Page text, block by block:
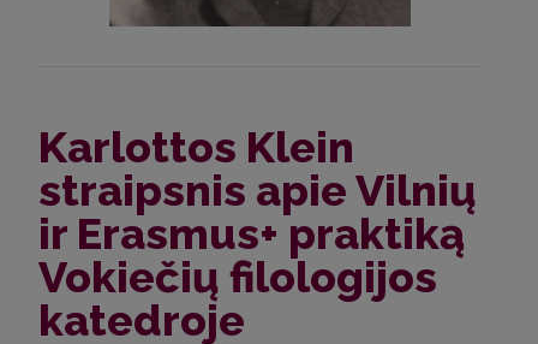
Karlottos Klein
straipsnis apie Vilnių
ir Erasmus+ praktiką
Vokiečių filologijos
katedroje